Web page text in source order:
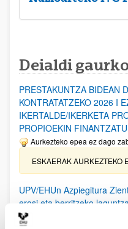
Deialdi
PRESTAKUNTZA BIDEAN
KONTRATATZEKO 2026 I
IKERTALDE/IKERKETA
PROPIOEKIN
Aurkezteko epea ez dago
ESKAERAK AURKEZTEKO
UPV/EHUn Azpiegitura
erosi eta berritzeko